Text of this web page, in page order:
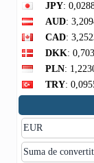
JPY:
AUD:
CAD:
DKK:
PLN:
TRY: